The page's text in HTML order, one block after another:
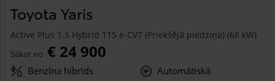
Toyota Yaris
Active Plus 1.5 Hybrid 115 e-CVT (Priekšējā piedziņa) (68 kW)
Sākot no € 24 900
Benzīna hibrīds
Automātiskā